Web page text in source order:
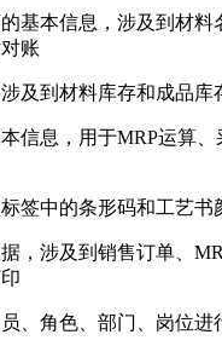
基本信息，涉及到材料
账
及到材料库存和成品库
信息，用于MRP运算、
签中的条形码和工艺书
，涉及到销售订单、
、角色、部门、岗位进